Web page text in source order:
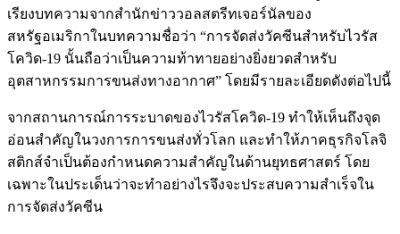
เรียงบทความจากสำนักข่าววอลสตรีทเจอร์นัลของ
สหรัฐอเมริกาในบทความชื่อว่า “การจัดส่งวัคซีนสำหรับไวรัส
โควิด-19 นั้นถือว่าเป็นความท้าทายอย่างยิ่งยวดสำหรับ
อุตสาหกรรมการขนส่งทางอากาศ” โดยมีรายละเอียดดังต่อไปนี้
จากสถานการณ์การระบาดของไวรัสโควิด-19 ทำให้เห็นถึงจุด
อ่อนสำคัญในวงการการขนส่งทั่วโลก และทำให้ภาคธุรกิจโลจิ
สติกส์จำเป็นต้องกำหนดความสำคัญในด้านยุทธศาสตร์ โดย
เฉพาะในประเด็นว่าจะทำอย่างไรจึงจะประสบความสำเร็จใน
การจัดส่งวัคซีน